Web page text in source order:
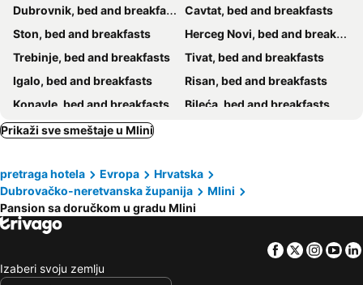
Dubrovnik Sea View Apartment
Rooms Batina
BoGo-Galijun
Dubrovnik Central Accommodation
Bradaš
Katarina Rooms
Apartments Adaleta
Radic
Rooms Edna
Guesthouse Ivona
Apartments Sisic
Dubrovnik, bed and breakfasts
Cavtat, bed and breakfasts
Ston, bed and breakfasts
Herceg Novi, bed and breakfasts
Trebinje, bed and breakfasts
Tivat, bed and breakfasts
Igalo, bed and breakfasts
Risan, bed and breakfasts
Konavle, bed and breakfasts
Bileća, bed and breakfasts
Lopud, bed and breakfasts
Prikaži sve smeštaje u Mlini
pretraga hotela Evropa
Hrvatska
Dubrovačko-neretvanska županija
Mlini
Pansion sa doručkom u gradu Mlini
Facebook
Twitter
Izaberi svoju zemlju